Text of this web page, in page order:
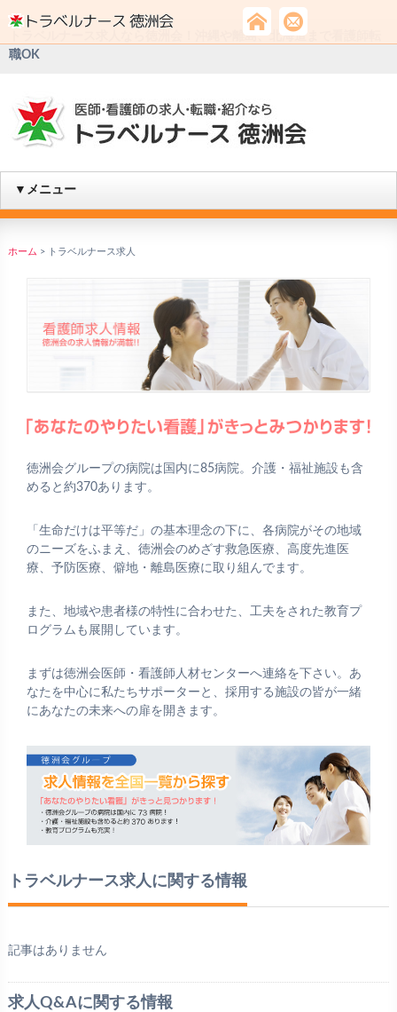
トラベルナース求人なら徳洲会！沖縄や離島、北海道まで看護師転
職OK
▼メニュー
ホーム > トラベルナース求人
徳洲会グループの病院は国内に85病院。介護・福祉施設も含
めると約370あります。
「生命だけは平等だ」の基本理念の下に、各病院がその地域
のニーズをふまえ、徳洲会のめざす救急医療、高度先進医
療、予防医療、僻地・離島医療に取り組んでます。
また、地域や患者様の特性に合わせた、工夫をされた教育プ
ログラムも展開しています。
まずは徳洲会医師・看護師人材センターへ連絡を下さい。あ
なたを中心に私たちサポーターと、採用する施設の皆が一緒
にあなたの未来への扉を開きます。
トラベルナース求人に関する情報
記事はありません
求人Q&Aに関する情報